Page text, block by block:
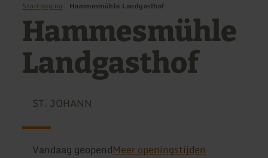
Startpagina Hammesmühle Landgasthof
Hammesmühle
Landgasthof
ST. JOHANN
Vandaag geopendMeer openingstijden